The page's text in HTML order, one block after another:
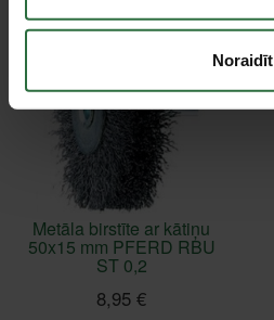
Noraidīt
Metāla birstīte ar kātiņu
50x15 mm PFERD RBU
ST 0,2
8,95 €